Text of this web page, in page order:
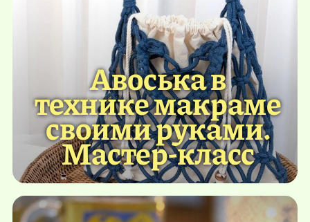
Авоська в
технике макраме
своими руками.
Мастер-класс